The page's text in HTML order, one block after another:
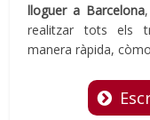
lloguer a Barcelona
realitzar tots els
manera ràpida,